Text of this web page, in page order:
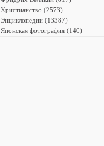
Христианство (2573)
Энциклопедии (13387)
Японская фотография (140)